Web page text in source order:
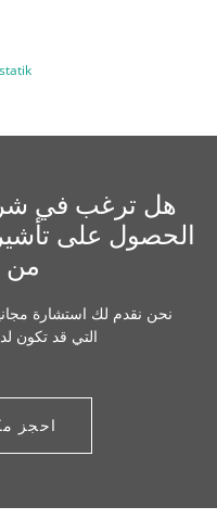
هل ترغب في
الحصول على
من
نحن نقدم لك استشارة
التي قد تكون
احجز